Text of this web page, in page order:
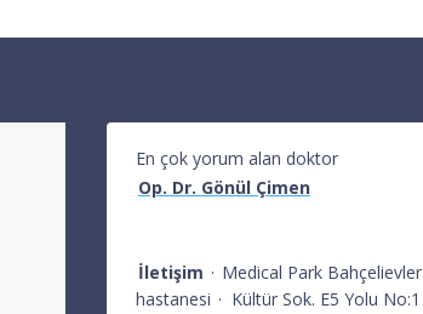
En çok yorum alan doktor
Op. Dr. Gönül Çimen
İletişim · Medical Park Bahçelievler
hastanesi · Kültür Sok. E5 Yolu No:1